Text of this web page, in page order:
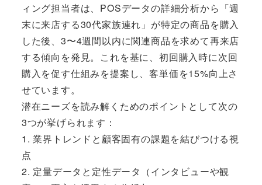
ィング担当者は、POSデータの詳細分析から「週
末に来店する30代家族連れ」が特定の商品を購入
した後、3〜4週間以内に関連商品を求めて再来店
する傾向を発見。これを基に、初回購入時に次回
購入を促す仕組みを提案し、客単価を15%向上さ
せています。
潜在ニーズを読み解くためのポイントとして次の
3つが挙げられます：
1. 業界トレンドと顧客固有の課題を結びつける視
点
2. 定量データと定性データ（インタビューや観